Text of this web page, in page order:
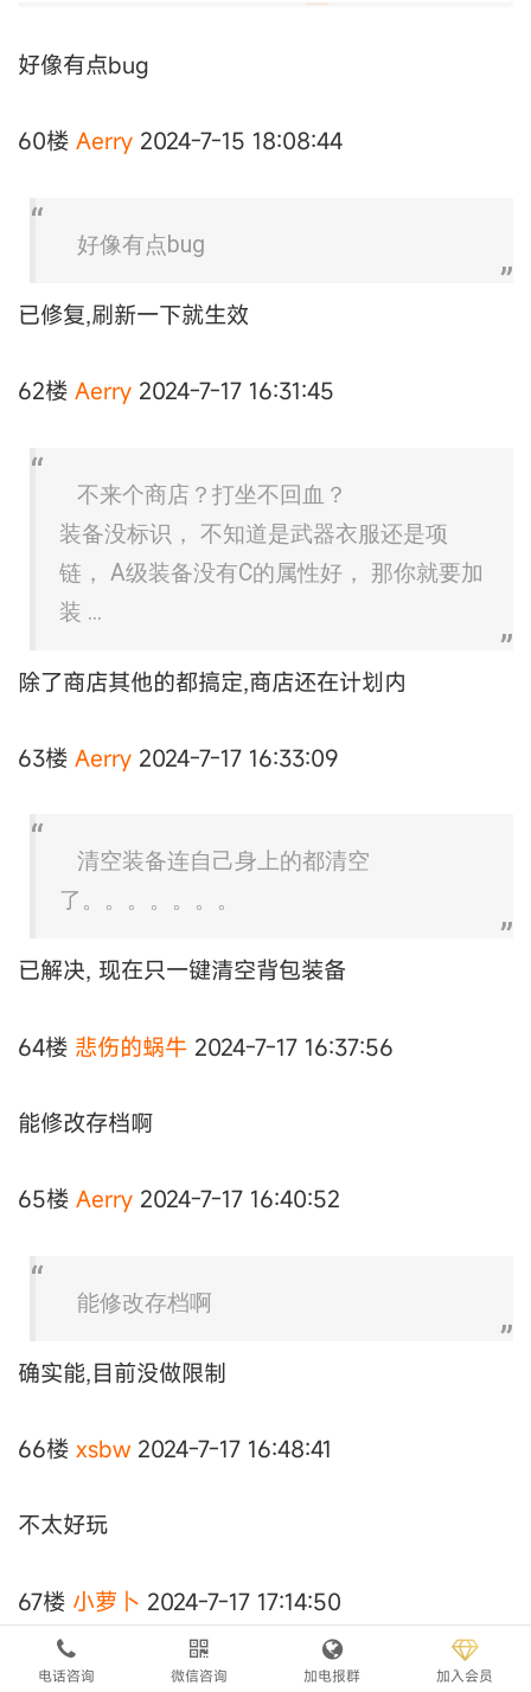
好像有点bug
60楼 Aerry 2024-7-15 18:08:44
好像有点bug
已修复,刷新一下就生效
62楼 Aerry 2024-7-17 16:31:45
不来个商店？打坐不回血？
装备没标识， 不知道是武器衣服还是项
链， A级装备没有C的属性好， 那你就要加
装 ...
除了商店其他的都搞定,商店还在计划内
63楼 Aerry 2024-7-17 16:33:09
清空装备连自己身上的都清空
了。。。。。。。
已解决, 现在只一键清空背包装备
64楼 悲伤的蜗牛 2024-7-17 16:37:56
能修改存档啊
65楼 Aerry 2024-7-17 16:40:52
能修改存档啊
确实能,目前没做限制
66楼 xsbw 2024-7-17 16:48:41
不太好玩
67楼 小萝卜 2024-7-17 17:14:50
电话咨询 微信咨询 加电报群 加入会员